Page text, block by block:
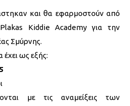
και θα εφαρμοστούν από
Kiddie Academy για την
Σμύρνης.
ως εξής:
με τις αναμείξεις των